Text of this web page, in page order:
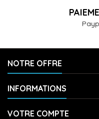
NOTRE OFFRE
INFORMATIONS
VOTRE COMPTE